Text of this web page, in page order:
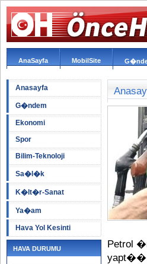
AnaSayfa MobilSite
Anasayfa
G�ndem
Ekonomi
Spor
Bilim-Teknoloji
Sa�l�k
K�lt�r-Sanat
Ya�am
Hava Yol Kesinti
HAVA DURUMU
Petrol